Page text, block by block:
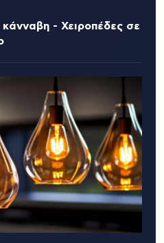
- Χειροπέδες σε